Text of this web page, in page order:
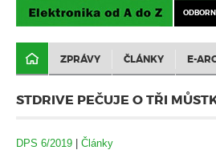
ZPRÁVY ČLÁNKY E-
STDRIVE PEČUJE O TŘI
DPS 6/2019 | Články